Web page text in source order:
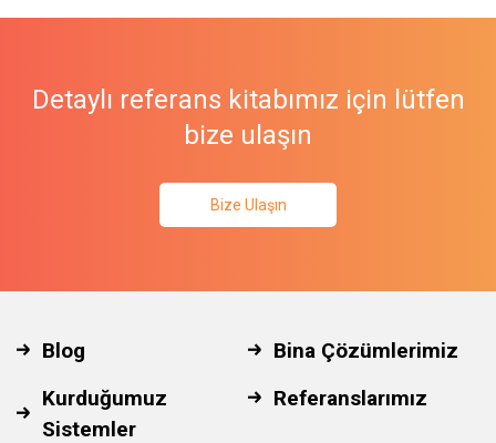
Detaylı referans kitabımız için lütfen
bize ulaşın
Bize Ulaşın
Blog
Bina Çözümlerimiz
Kurduğumuz
Sistemler
Referanslarımız